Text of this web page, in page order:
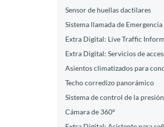
Sensor de huellas dactilares
Sistema llamada de
Extra Digital: Live Traffic
Extra Digital: Servicios de
Asientos climatizados para
Techo corredizo panorámico
Sistema de control de la
Cámara de 360°